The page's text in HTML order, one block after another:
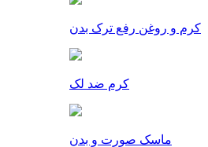
کرم و روغن رفع ترک بدن
کرم ضد لک
ماسک صورت و بدن